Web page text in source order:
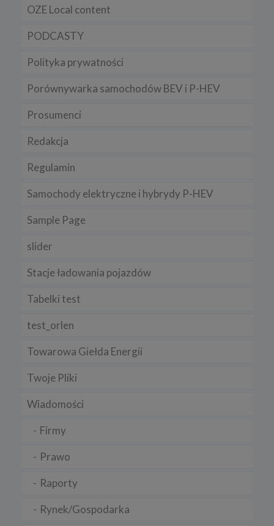
OZE Local content
PODCASTY
Polityka prywatności
Porównywarka samochodów BEV i P-HEV
Prosumenci
Redakcja
Regulamin
Samochody elektryczne i hybrydy P-HEV
Sample Page
slider
Stacje ładowania pojazdów
Tabelki test
test_orlen
Towarowa Giełda Energii
Twoje Pliki
Wiadomości
Firmy
Prawo
Raporty
Rynek/Gospodarka
Regulamin serwisu